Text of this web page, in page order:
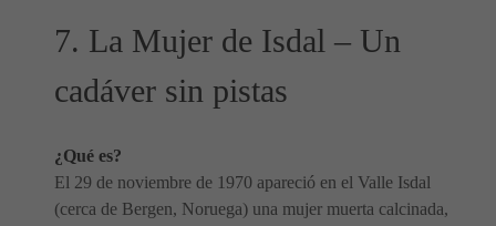
7. La Mujer de Isdal – Un
cadáver sin pistas
¿Qué es?
El 29 de noviembre de 1970 apareció en el Valle Isdal
(cerca de Bergen, Noruega) una mujer muerta calcinada,